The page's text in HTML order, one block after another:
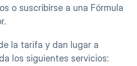
o suscribirse a una Fórmula
la tarifa y dan lugar a
los siguientes servicios: